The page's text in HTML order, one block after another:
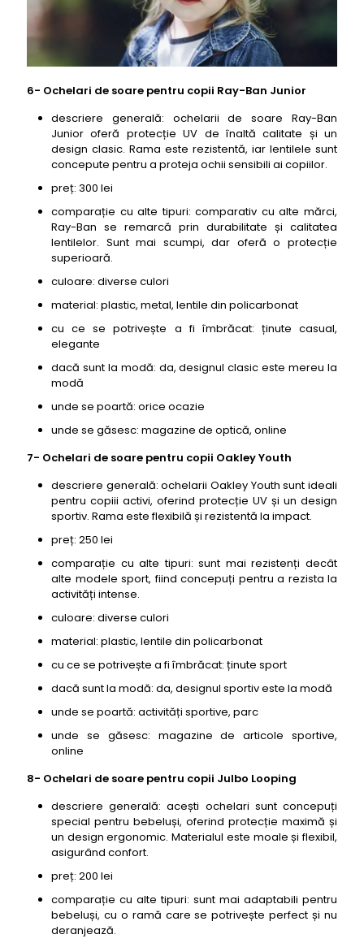
6- Ochelari de soare pentru copii Ray-Ban Junior
descriere generală: ochelarii de soare Ray-Ban
Junior oferă protecție UV de înaltă calitate și un
design clasic. Rama este rezistentă, iar lentilele sunt
concepute pentru a proteja ochii sensibili ai copiilor.
preț: 300 lei
comparație cu alte tipuri: comparativ cu alte mărci,
Ray-Ban se remarcă prin durabilitate și calitatea
lentilelor. Sunt mai scumpi, dar oferă o protecție
superioară.
culoare: diverse culori
material: plastic, metal, lentile din policarbonat
cu ce se potrivește a fi îmbrăcat: ținute casual,
elegante
dacă sunt la modă: da, designul clasic este mereu la
modă
unde se poartă: orice ocazie
unde se găsesc: magazine de optică, online
7- Ochelari de soare pentru copii Oakley Youth
descriere generală: ochelarii Oakley Youth sunt ideali
pentru copiii activi, oferind protecție UV și un design
sportiv. Rama este flexibilă și rezistentă la impact.
preț: 250 lei
comparație cu alte tipuri: sunt mai rezistenți decât
alte modele sport, fiind concepuți pentru a rezista la
activități intense.
culoare: diverse culori
material: plastic, lentile din policarbonat
cu ce se potrivește a fi îmbrăcat: ținute sport
dacă sunt la modă: da, designul sportiv este la modă
unde se poartă: activități sportive, parc
unde se găsesc: magazine de articole sportive,
online
8- Ochelari de soare pentru copii Julbo Looping
descriere generală: acești ochelari sunt concepuți
special pentru bebeluși, oferind protecție maximă și
un design ergonomic. Materialul este moale și flexibil,
asigurând confort.
preț: 200 lei
comparație cu alte tipuri: sunt mai adaptabili pentru
bebeluși, cu o ramă care se potrivește perfect și nu
deranjează.